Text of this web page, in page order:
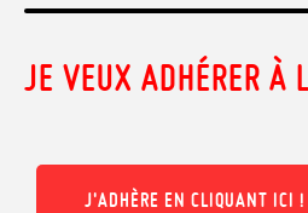
JE VEUX ADHÉRER À
J'ADHÈRE EN CLIQUANT ICI !